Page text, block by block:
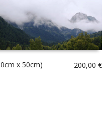
x 50cm) 200,00 €